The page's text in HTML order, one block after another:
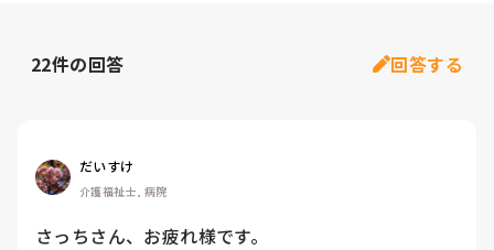
22件の回答 回答する
だいすけ
介護福祉士, 病院
さっちさん、お疲れ様です。